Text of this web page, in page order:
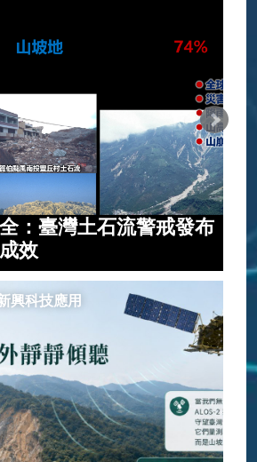
：臺灣土石流警戒發布
效
興科技應用